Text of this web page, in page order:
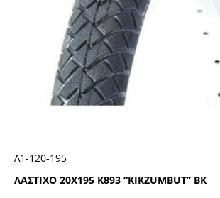
ΛΑΣΤΙΧΟ 20Χ195 Κ893 “ΚΙΚΖUΜΒUΤ” ΒΚ
Λ1-120-195